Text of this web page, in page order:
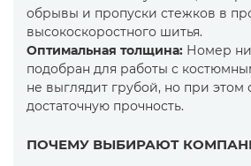
обрывы и пропуски стежков в
высокоскоростного шитья.
Оптимальная толщина: Номер
подобран для работы с
не выглядит грубой, но при этом
достаточную прочность.
ПОЧЕМУ ВЫБИРАЮТ